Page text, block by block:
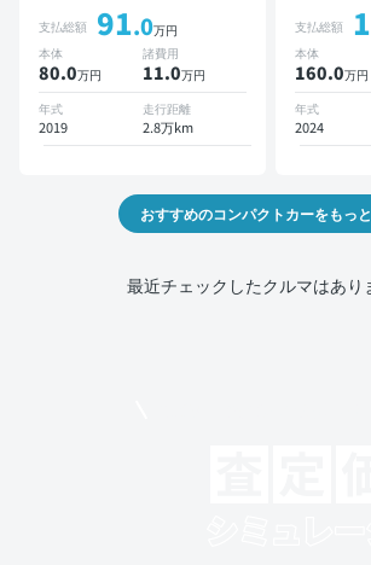
突軽減
支払総額 91.0万円
本体
80.0万円
諸費用
11.0万円
年式
2019
走行距離
2.8万km
ヤレスキ
ETC バッ
位カメラ
支払総額
本体
160.0万円
年式
2024
おすすめのコンパクトカーをもっ
最近チェックしたクルマはあり